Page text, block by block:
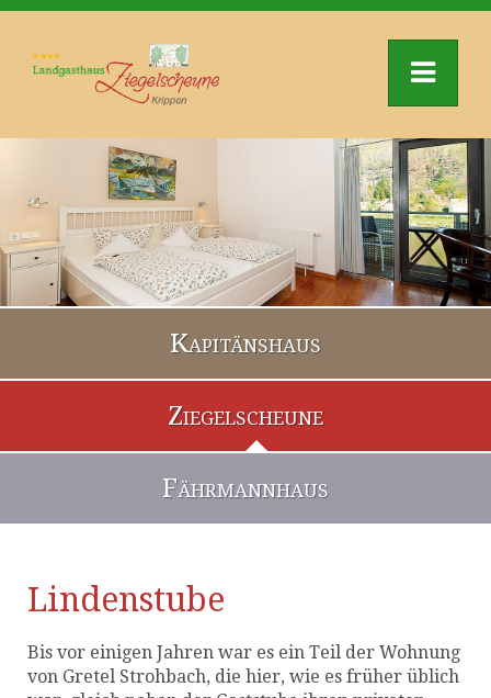
Kapitänshaus
Ziegelscheune
Fährmannhaus
Lindenstube
Bis vor einigen Jahren war es ein Teil der Wohnung
von Gretel Strohbach, die hier, wie es früher üblich